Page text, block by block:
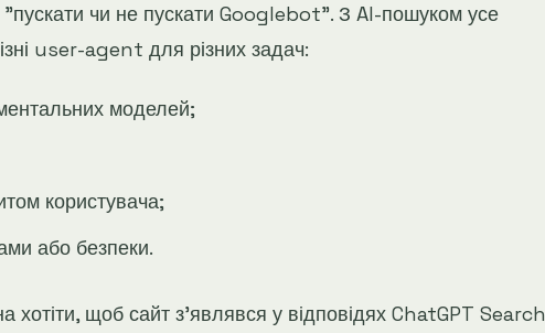
чи не пускати Googlebot". З AI-пошуком усе
user-agent для різних задач:
моделей;
користувача;
або безпеки.
хотіти, щоб сайт з'являвся у відповідях ChatGPT Search